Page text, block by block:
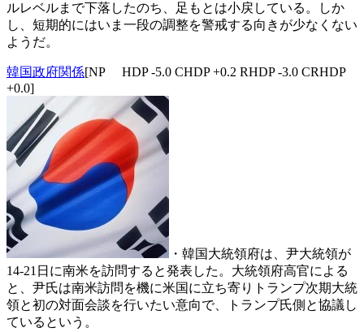
ルレベルまで下落したのち、足もとは小戻している。しか
し、短期的にはいま一段の調整を警戒する向きが少なくない
ようだ。
韓国政府関係[NP HDP -5.0 CHDP +0.2 RHDP -3.0 CRHDP
+0.0]
・韓国大統領府は、尹大統領が
14-21日に南米を訪問すると発表した。大統領府高官による
と、尹氏は南米訪問を機に米国に立ち寄りトランプ次期大統
領と初の対面会談を行いたい意向で、トランプ氏側と協議し
ているという。